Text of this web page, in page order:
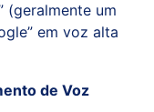
(geralmente um
em voz alta
de Voz